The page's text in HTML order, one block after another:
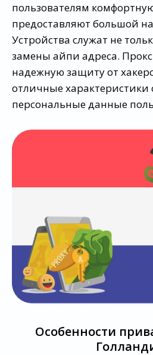
пользователям
предоставляют большой
Устройства служат не
замены айпи адреса.
надежную защиту от
отличные
персональные данные
Особенности